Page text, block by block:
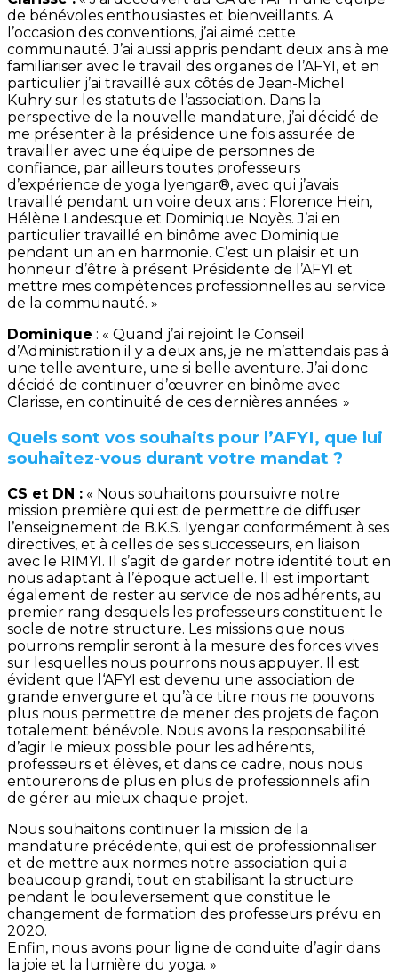
de bénévoles enthousiastes et bienveillants. A
l’occasion des conventions, j’ai aimé cette
communauté. J’ai aussi appris pendant deux ans à me
familiariser avec le travail des organes de l’AFYI, et en
particulier j’ai travaillé aux côtés de Jean-Michel
Kuhry sur les statuts de l’association. Dans la
perspective de la nouvelle mandature, j’ai décidé de
me présenter à la présidence une fois assurée de
travailler avec une équipe de personnes de
confiance, par ailleurs toutes professeurs
d’expérience de yoga Iyengar®, avec qui j’avais
travaillé pendant un voire deux ans : Florence Hein,
Hélène Landesque et Dominique Noyès. J’ai en
particulier travaillé en binôme avec Dominique
pendant un an en harmonie. C’est un plaisir et un
honneur d’être à présent Présidente de l’AFYI et
mettre mes compétences professionnelles au service
de la communauté. »
Dominique : « Quand j’ai rejoint le Conseil
d’Administration il y a deux ans, je ne m’attendais pas à
une telle aventure, une si belle aventure. J’ai donc
décidé de continuer d’œuvrer en binôme avec
Clarisse, en continuité de ces dernières années. »
Quels sont vos souhaits pour l’AFYI, que lui
souhaitez-vous durant votre mandat ?
CS et DN : « Nous souhaitons poursuivre notre
mission première qui est de permettre de diffuser
l’enseignement de B.K.S. Iyengar conformément à ses
directives, et à celles de ses successeurs, en liaison
avec le RIMYI. Il s’agit de garder notre identité tout en
nous adaptant à l’époque actuelle. Il est important
également de rester au service de nos adhérents, au
premier rang desquels les professeurs constituent le
socle de notre structure. Les missions que nous
pourrons remplir seront à la mesure des forces vives
sur lesquelles nous pourrons nous appuyer. Il est
évident que l‘AFYI est devenu une association de
grande envergure et qu’à ce titre nous ne pouvons
plus nous permettre de mener des projets de façon
totalement bénévole. Nous avons la responsabilité
d’agir le mieux possible pour les adhérents,
professeurs et élèves, et dans ce cadre, nous nous
entourerons de plus en plus de professionnels afin
de gérer au mieux chaque projet.
Nous souhaitons continuer la mission de la
mandature précédente, qui est de professionnaliser
et de mettre aux normes notre association qui a
beaucoup grandi, tout en stabilisant la structure
pendant le bouleversement que constitue le
changement de formation des professeurs prévu en
2020.
Enfin, nous avons pour ligne de conduite d’agir dans
la joie et la lumière du yoga. »